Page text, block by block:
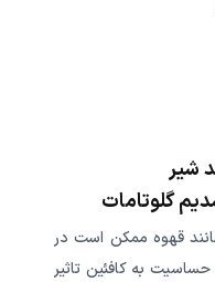
شیر
گلوتامات
قهوه ممکن است در
به کافئین تاثیر